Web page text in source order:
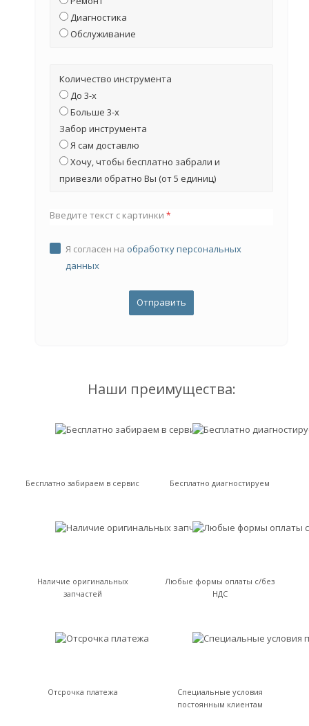
Диагностика
Обслуживание
Количество инструмента
До 3-х
Больше 3-х
Забор инструмента
Я сам доставлю
Хочу, чтобы бесплатно забрали и
привезли обратно Вы (от 5 единиц)
Введите текст с картинки *
Я согласен на обработку персональных
данных
Наши преимущества:
Бесплатно забираем в сервис Бесплатно диагностируем
Наличие оригинальных
запчастей
Любые формы оплаты с/без
НДС
Отсрочка платежа
Специальные условия
постоянным клиентам